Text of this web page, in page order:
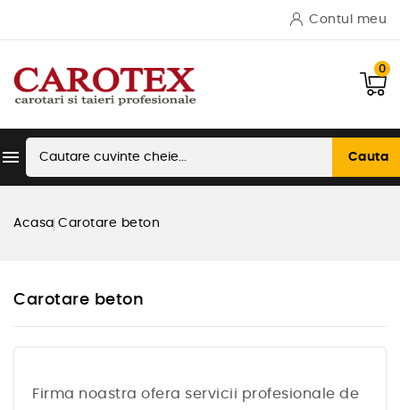
Contul meu
0
 Cauta
Acasa Carotare beton
Carotare beton
Firma noastra ofera servicii profesionale de